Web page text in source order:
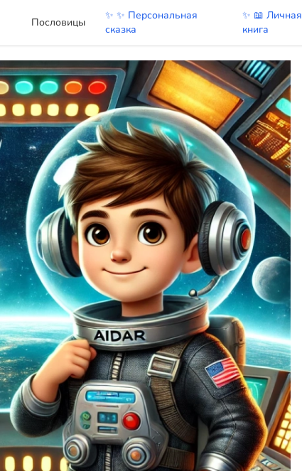
Пословицы
✨ ✨ Персональная
сказка
✨ 📖 Личная
книга